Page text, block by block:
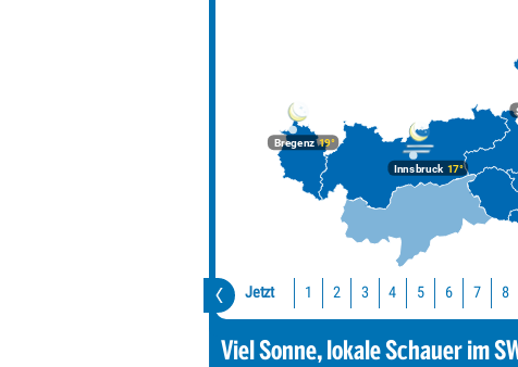
Bregenz19°
Innsbruck17°
Jetzt 1 2 3 4 5 6 7 8
Viel Sonne, lokale Schauer im